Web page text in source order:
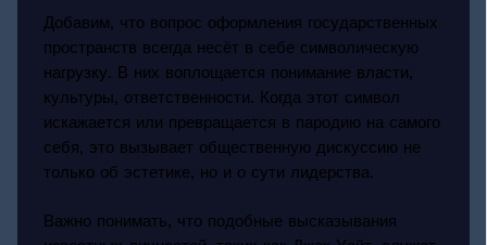
Добавим, что вопрос оформления государственных
пространств всегда несёт в себе символическую
нагрузку. В них воплощается понимание власти,
культуры, ответственности. Когда этот символ
искажается или превращается в пародию на самого
себя, это вызывает общественную дискуссию не
только об эстетике, но и о сути лидерства.
Важно понимать, что подобные высказывания